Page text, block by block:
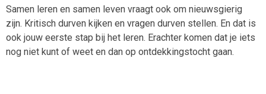
Samen leren en samen leven vraagt ook om nieuwsgierig
zijn. Kritisch durven kijken en vragen durven stellen. En dat is
ook jouw eerste stap bij het leren. Erachter komen dat je iets
nog niet kunt of weet en dan op ontdekkingstocht gaan.